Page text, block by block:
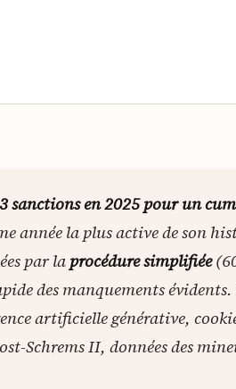
sanctions en 2025 pour un
année la plus active de son
par la procédure simplifiée
des manquements évidents.
artificielle générative,
Schrems II, données des